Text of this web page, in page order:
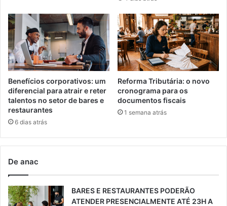
Benefícios corporativos: um
diferencial para atrair e reter
talentos no setor de bares e
restaurantes
6 dias atrás
Reforma Tributária: o novo
cronograma para os
documentos fiscais
1 semana atrás
De anac
BARES E RESTAURANTES PODERÃO
ATENDER PRESENCIALMENTE ATÉ 23H A